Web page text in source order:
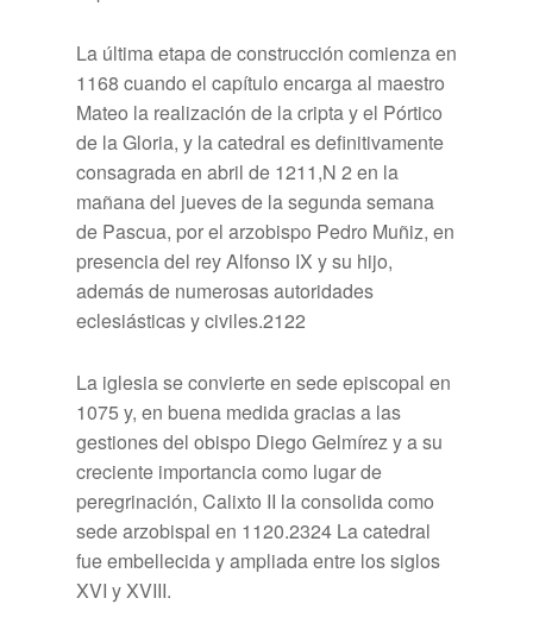
La última etapa de construcción comienza en
1168 cuando el capítulo encarga al maestro
Mateo la realización de la cripta y el Pórtico
de la Gloria, y la catedral es definitivamente
consagrada en abril de 1211,N 2​ en la
mañana del jueves de la segunda semana
de Pascua, por el arzobispo Pedro Muñiz, en
presencia del rey Alfonso IX y su hijo,
además de numerosas autoridades
eclesiásticas y civiles.21​22​
La iglesia se convierte en sede episcopal en
1075 y, en buena medida gracias a las
gestiones del obispo Diego Gelmírez y a su
creciente importancia como lugar de
peregrinación, Calixto II la consolida como
sede arzobispal en 1120.23​24​ La catedral
fue embellecida y ampliada entre los siglos
XVI y XVIII.